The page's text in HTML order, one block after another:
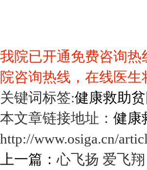
我院已开通免费咨询热
院咨询热线，在线医
关键词标签:健康救助
本文章链接地址： 健康
http://www.osiga.cn/
上一篇：心飞扬 爱飞